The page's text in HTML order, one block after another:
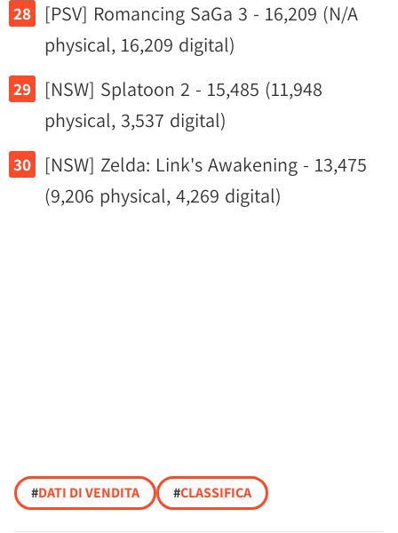
[PSV] Romancing SaGa 3 - 16,209 (N/A
physical, 16,209 digital)
[NSW] Splatoon 2 - 15,485 (11,948
physical, 3,537 digital)
[NSW] Zelda: Link's Awakening - 13,475
(9,206 physical, 4,269 digital)
#DATI DI VENDITA #CLASSIFICA